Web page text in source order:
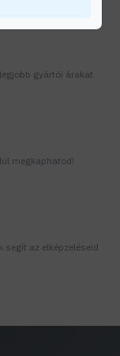
gyártói árakat.
megkaphatod!
az elképzeléseid